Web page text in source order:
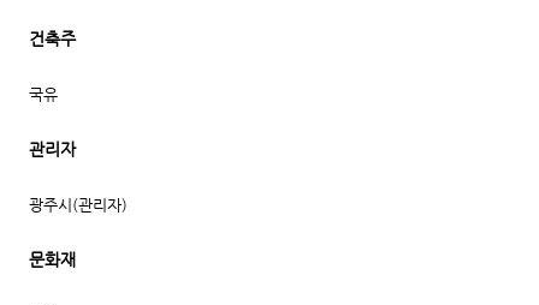
건축주
국유
관리자
광주시(관리자)
문화재